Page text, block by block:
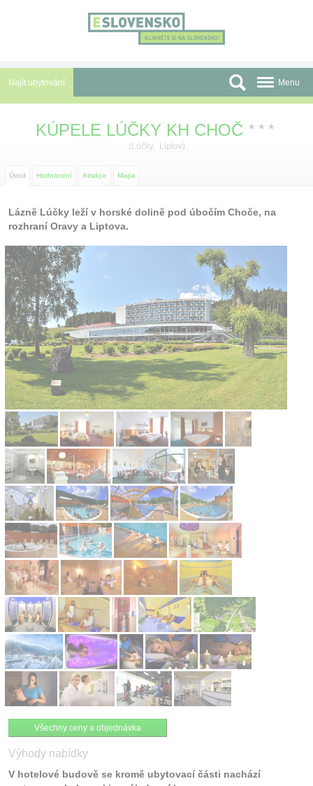
Najít ubytování
Autobusové zájezdy
Před cestou
Atrakce
O nás
Kontakt
Menu
KÚPELE LÚČKY KH CHOČ ★ ★ ★
( Lúčky, Liptov)
Úvod Hodnocení Atrakce Mapa
Lázně Lúčky leží v horské dolině pod úbočím Choče, na
rozhraní Oravy a Liptova.
Všechny ceny a objednávka
Výhody nabídky
V hotelové budově se kromě ubytovací části nachází